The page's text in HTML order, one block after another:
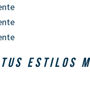
ESTILOS